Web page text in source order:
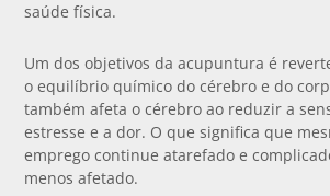
saúde física.
Um dos objetivos da acupuntura é
o equilíbrio químico do cérebro e do
também afeta o cérebro ao reduzir a
estresse e a dor. O que significa que
emprego continue atarefado e
menos afetado.